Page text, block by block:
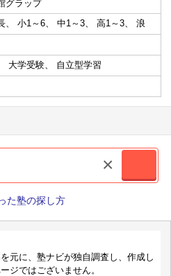
グラップ
小1～6 中1～3 高1～3 浪
大学受験 自立型学習
×
元に、塾ナビが独自調査し、作成し
ジではございません。